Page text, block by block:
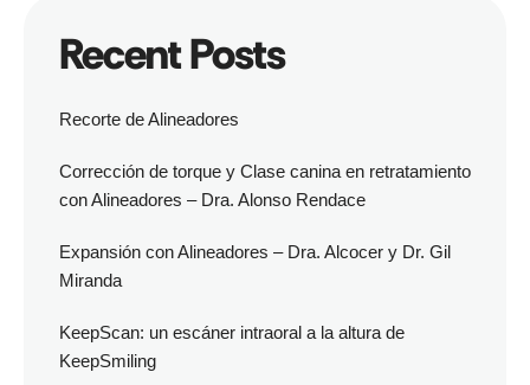
Recent Posts
Recorte de Alineadores
Corrección de torque y Clase canina en retratamiento
con Alineadores – Dra. Alonso Rendace
Expansión con Alineadores – Dra. Alcocer y Dr. Gil
Miranda
KeepScan: un escáner intraoral a la altura de
KeepSmiling